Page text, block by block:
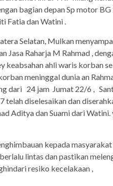
bagian depan Sp motor
Fatia dan Watini .
Selatan, Mulkan
Jasa Raharja M Rahmad ,
keabsahan ahli waris korban
meninggal dunia an
dari 24 jam Jumat 22/6 ,
telah diselesaikan dan
Aditya dan Suami dari
kepada
lintas dan pastikan
resiko kecelakaan ,